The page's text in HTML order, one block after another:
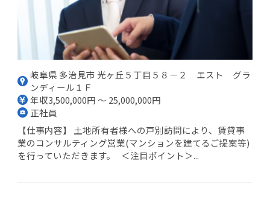
岐阜県 多治見市 光ヶ丘５丁目５８－２ エスト グラ
ンディール１Ｆ
年収3,500,000円 ～ 25,000,000円
正社員
【仕事内容】 土地所有者様への戸別訪問により、賃貸事
業のコンサルティング営業(マンションを建てるご提案等)
を行っていただきます。 ＜注目ポイント＞...